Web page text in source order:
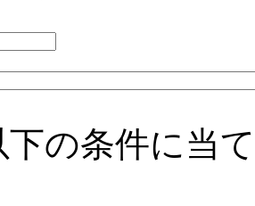
下の条件に当